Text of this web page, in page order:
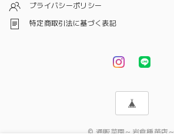
プライバシーポリシー
特定商取引法に基づく表記
© 通販菜園～岩倉種苗店～